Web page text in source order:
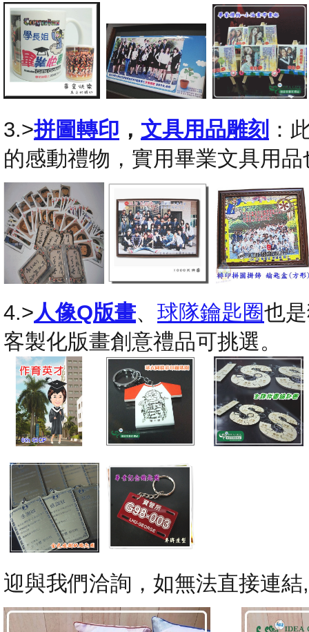
3.>拼圖轉印 ， 文具用品雕刻 ：
的感動禮物，實用畢業文具用
4.>人像Q版畫、 球隊鑰匙圈也
客製化版畫創意禮品可挑選。
迎與我們洽詢，如無法直接連